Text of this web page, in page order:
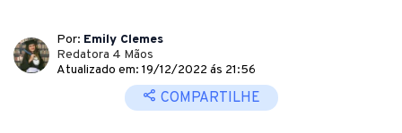
Por: Emily Clemes
Redatora 4 Mãos
Atualizado em: 19/12/2022 ás 21:56
COMPARTILHE